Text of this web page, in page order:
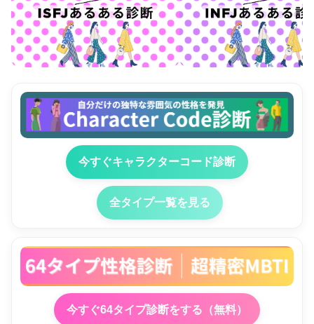
今すぐキャラクターコード診断
全タイプ一覧を見る
今すぐ64タイプ診断をする（無料）